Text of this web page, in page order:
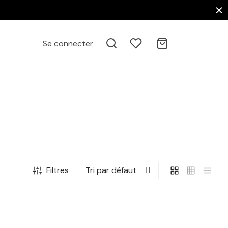
Se connecter
Filtres